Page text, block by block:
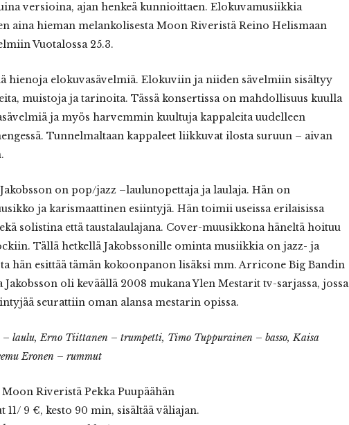
versioina, ajan henkeä kunnioittaen. Elokuvamusiikkia
aina hieman melankolisesta Moon Riveristä Reino Helismaan
Vuotalossa 25.3.
hienoja elokuvasävelmiä. Elokuviin ja niiden sävelmiin sisältyy
muistoja ja tarinoita. Tässä konsertissa on mahdollisuus kuulla
ja myös harvemmin kuultuja kappaleita uudelleen
Tunnelmaltaan kappaleet liikkuvat ilosta suruun – aivan
on pop/jazz –laulunopettaja ja laulaja. Hän on
ja karismaattinen esiintyjä. Hän toimii useissa erilaisissa
solistina että taustalaulajana. Cover-muusikkona häneltä hoituu
Tällä hetkellä Jakobssonille ominta musiikkia on jazz- ja
hän esittää tämän kokoonpanon lisäksi mm. Arricone Big Bandin
oli keväällä 2008 mukana Ylen Mestarit tv-sarjassa, jossa
seurattiin oman alansa mestarin opissa.
– laulu, Erno Tiittanen – trumpetti, Timo Tuppurainen – basso, Kaisa
Eronen – rummut
Riveristä Pekka Puupäähän
11/ 9 €, kesto 90 min, sisältää väliajan.